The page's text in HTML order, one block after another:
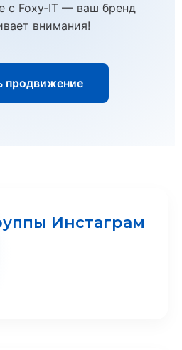
с Foxy‑IT — ваш бренд
внимания!
продвижение
Инстаграм